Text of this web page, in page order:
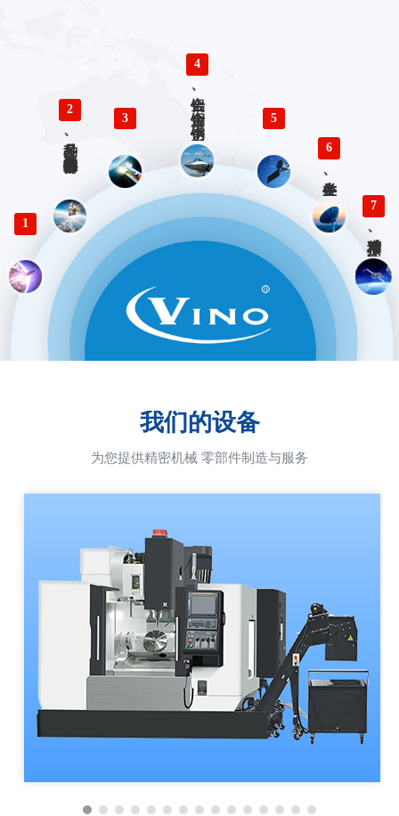
1
2
多品种、小批量精密仪器零部件加工
3
4
铝合金、铜合金、不锈钢、钛合金零件精密加工 5
6
各类生产、检验工装设计与制造
7
精准对接、快速响应 优势服务
我们的设备
为您提供精密机械 零部件制造与服务